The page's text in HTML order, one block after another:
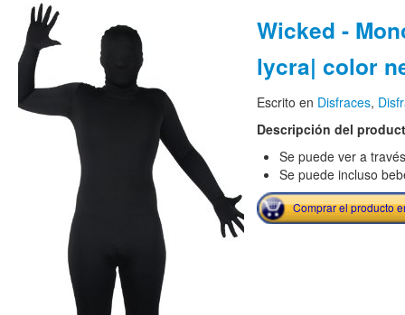
Wicked -
lycra| color
Escrito en Disfraces,
Descripción del
Se puede ver a
Se puede incluso
Comprar el producto